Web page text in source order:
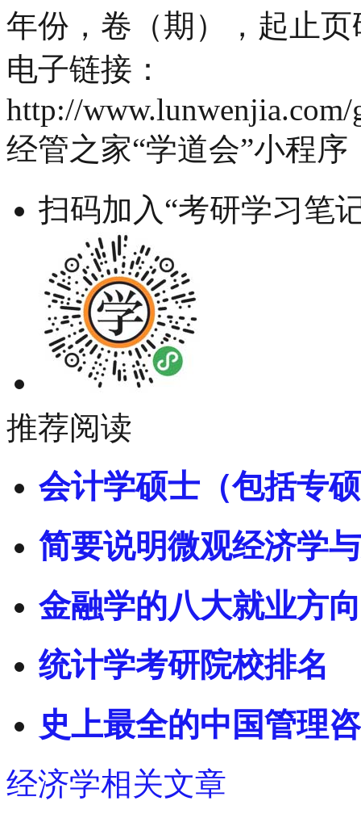
年份，卷（期），起止页
电子链接：
http://
经管之家“学道会”小程序
扫码加入“考研学习笔
推荐阅读
会计学硕士（包括专
简要说明微观经济学
金融学的八大就业方
统计学考研院校排名
史上最全的中国管理
经济学相关文章